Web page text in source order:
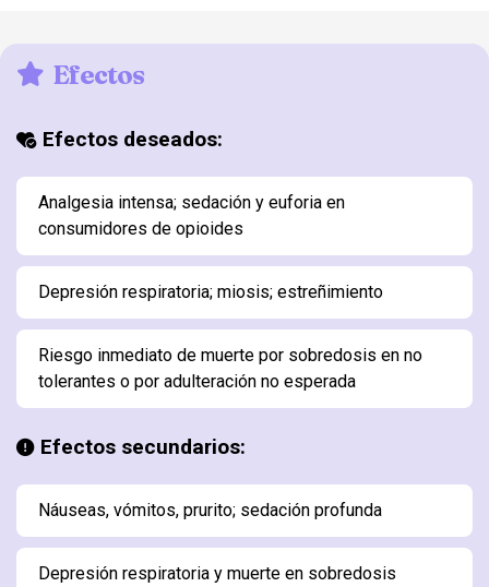
Efectos
Efectos deseados:
Analgesia intensa; sedación y euforia en
consumidores de opioides
Depresión respiratoria; miosis; estreñimiento
Riesgo inmediato de muerte por sobredosis en no
tolerantes o por adulteración no esperada
Efectos secundarios:
Náuseas, vómitos, prurito; sedación profunda
Depresión respiratoria y muerte en sobredosis